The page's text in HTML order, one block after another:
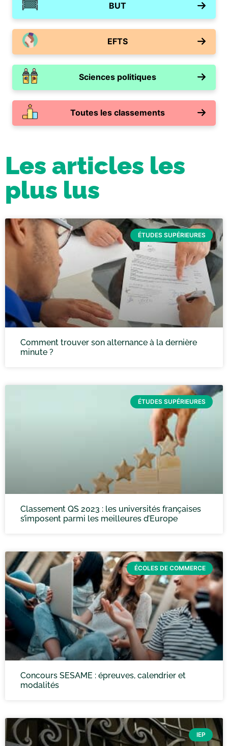
BUT
EFTS
Sciences politiques
Toutes les classements
Les articles les
plus lus
ÉTUDES SUPÉRIEURES
Comment trouver son alternance à la dernière
minute ?
ÉTUDES SUPÉRIEURES
Classement QS 2023 : les universités françaises
s’imposent parmi les meilleures d’Europe
ÉCOLES DE COMMERCE
Concours SESAME : épreuves, calendrier et
modalités
IEP